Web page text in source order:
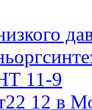
11-9
12 в